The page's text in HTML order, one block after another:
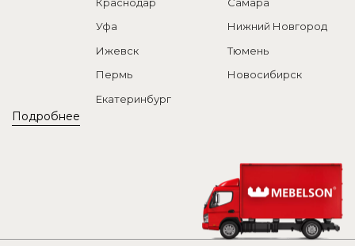
Подробнее
Уфа
Нижний Новгород
Ижевск
Тюмень
Пермь
Новосибирск
Екатеринбург